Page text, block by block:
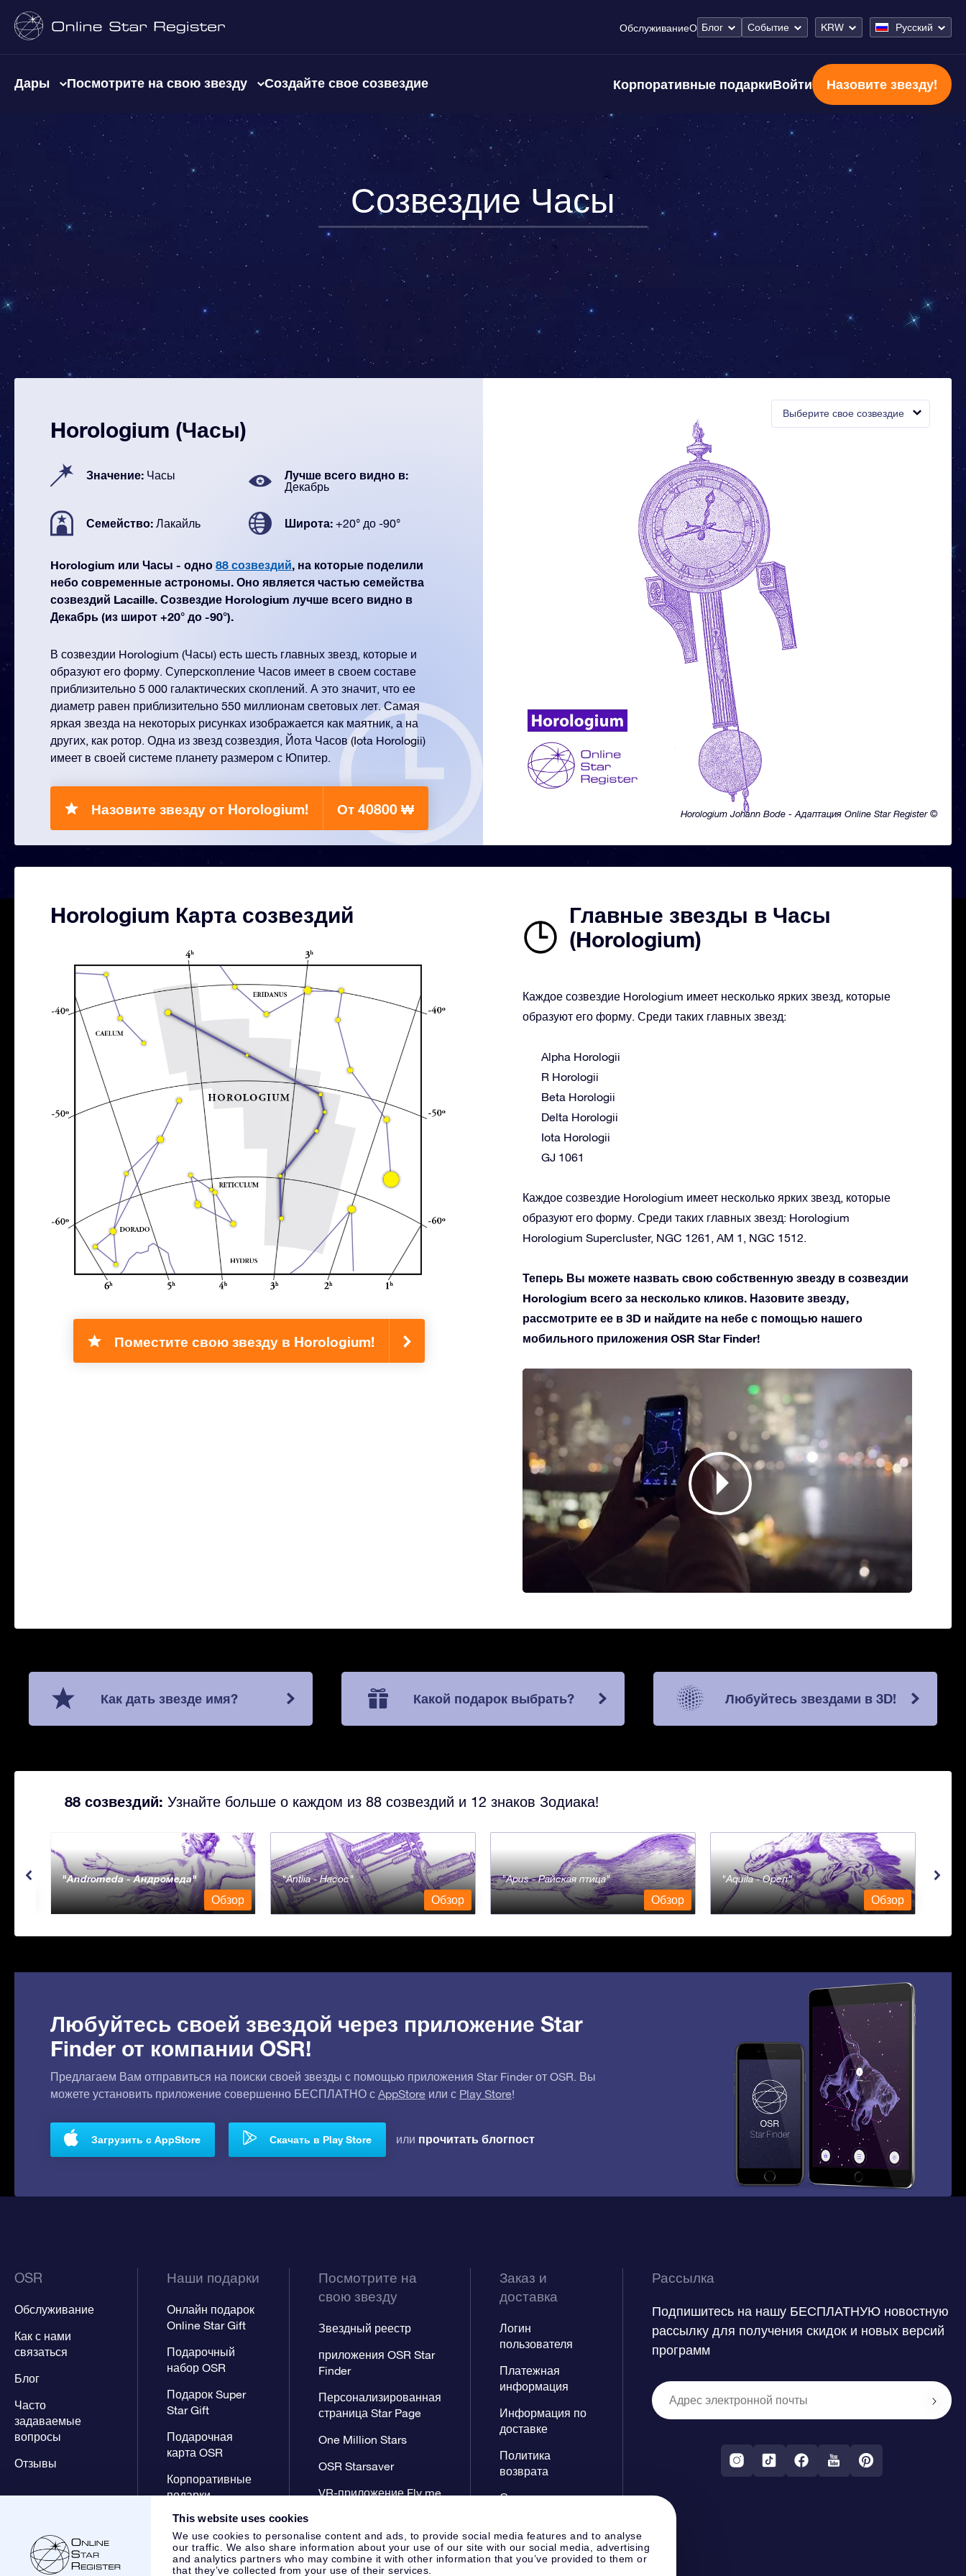
This website uses cookies
We use cookies to personalise content and ads, to provide social media features and to analyse
our traffic. We also share information about your use of our site with our social media, advertising
and analytics partners who may combine it with other information that you’ve provided to them or
that they’ve collected from your use of their services.
ОбслуживаниеО Блог Событие KRW Русский
Дары Посмотрите на свою звезду Создайте свое созвездие Корпоративные подаркиВойти Назовите звезду!
Созвездие Часы
Выберите свое созвездие
Horologium Johann Bode - Адаптация Online Star Register ©
Horologium (Часы)
Значение: Часы Лучше всего видно в:
Декабрь
Семейство: Лакайль Широта: +20° до -90°
Horologium или Часы - одно 88 созвездий, на которые поделили
небо современные астрономы. Оно является частью семейства
созвездий Lacaille. Созвездие Horologium лучше всего видно в
Декабрь (из широт +20° до -90°).
В созвездии Horologium (Часы) есть шесть главных звезд, которые и
образуют его форму. Суперскопление Часов имеет в своем составе
приблизительно 5 000 галактических скоплений. А это значит, что ее
диаметр равен приблизительно 550 миллионам световых лет. Самая
яркая звезда на некоторых рисунках изображается как маятник, а на
других, как ротор. Одна из звезд созвездия, Йота Часов (Iota Horologii)
имеет в своей системе планету размером с Юпитер.
Назовите звезду от Horologium! От 40800 ₩
Horologium Карта созвездий
Поместите свою звезду в Horologium!
Главные звезды в Часы
(Horologium)
Каждое созвездие Horologium имеет несколько ярких звезд, которые
образуют его форму. Среди таких главных звезд:
Alpha Horologii
R Horologii
Beta Horologii
Delta Horologii
Iota Horologii
GJ 1061
Каждое созвездие Horologium имеет несколько ярких звезд, которые
образуют его форму. Среди таких главных звезд: Horologium
Horologium Supercluster, NGC 1261, AM 1, NGC 1512.
Теперь Вы можете назвать свою собственную звезду в созвездии
Horologium всего за несколько кликов. Назовите звезду,
рассмотрите ее в 3D и найдите на небе с помощью нашего
мобильного приложения OSR Star Finder!
Как дать звезде имя? Какой подарок выбрать? Любуйтесь звездами в 3D!
88 созвездий: Узнайте больше о каждом из 88 созвездий и 12 знаков Зодиака!
Andromeda - Андромеда
Обзор
Antlia - Насос
Обзор
Apus - Райская птица
Обзор
Aquila - Орел
Обзор
Любуйтесь своей звездой через приложение Star
Finder от компании OSR!
Предлагаем Вам отправиться на поиски своей звезды с помощью приложения Star Finder от OSR. Вы
можете установить приложение совершенно БЕСПЛАТНО с AppStore или с Play Store!
Загрузить с AppStore Скачать в Play Store или прочитать блогпост
OSR
Обслуживание
Как с нами
связаться
Блог
Часто
задаваемые
вопросы
Отзывы
Наши подарки
Онлайн подарок
Online Star Gift
Подарочный
набор OSR
Подарок Super
Star Gift
Подарочная
карта OSR
Корпоративные
подарки
Посмотрите на
свою звезду
Звездный реестр
приложения OSR Star
Finder
Персонализированная
страница Star Page
One Million Stars
OSR Starsaver
VR-приложение Fly me
Заказ и
доставка
Логин
пользователя
Платежная
информация
Информация по
доставке
Политика
возврата
Созвездиях
Рассылка
Подпишитесь на нашу БЕСПЛАТНУЮ новостную
рассылку для получения скидок и новых версий
программ